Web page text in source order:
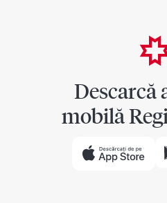
Descarcă
mobilă